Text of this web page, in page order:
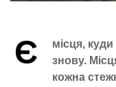
Є
місця,
знову.
кожна